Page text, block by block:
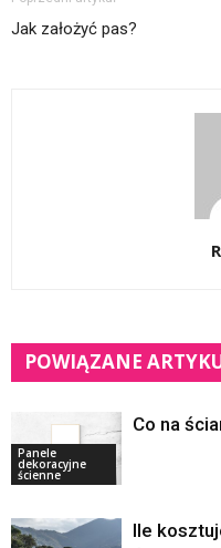
Jak założyć pas?
POWIĄZANE
Panele
dekoracyjne
ścienne
Co na
Ile